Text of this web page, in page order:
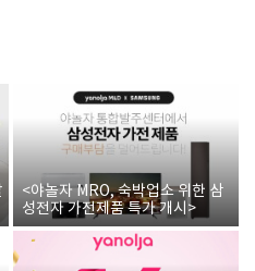
<야놀자 MRO, 숙박업소 위한 삼
성전자 가전제품 특가 개시>